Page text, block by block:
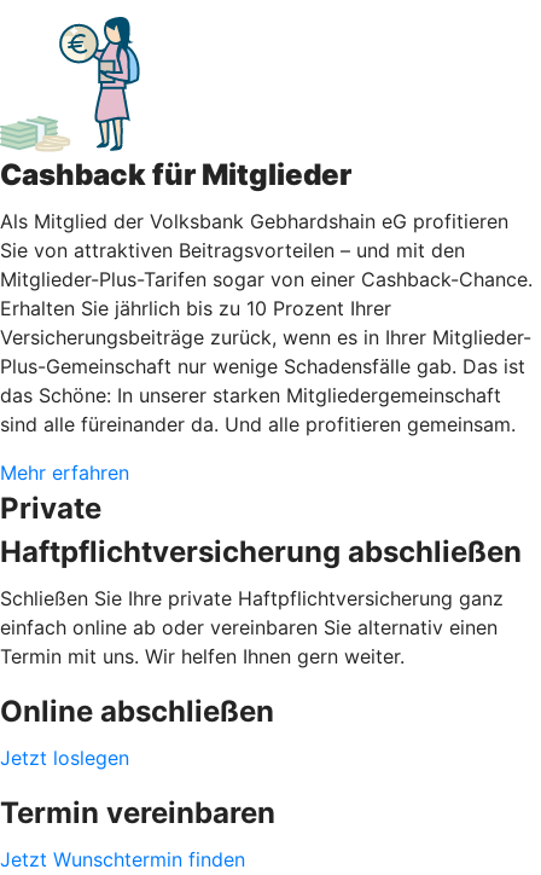
Cashback für Mitglieder
Als Mitglied der Volksbank Gebhardshain eG profitieren
Sie von attraktiven Beitragsvorteilen – und mit den
Mitglieder-Plus-Tarifen sogar von einer Cashback-Chance.
Erhalten Sie jährlich bis zu 10 Prozent Ihrer
Versicherungsbeiträge zurück, wenn es in Ihrer Mitglieder-
Plus-Gemeinschaft nur wenige Schadensfälle gab. Das ist
das Schöne: In unserer starken Mitgliedergemeinschaft
sind alle füreinander da. Und alle profitieren gemeinsam.
Mehr erfahren
Private
Haftpflichtversicherung abschließen
Schließen Sie Ihre private Haftpflichtversicherung ganz
einfach online ab oder vereinbaren Sie alternativ einen
Termin mit uns. Wir helfen Ihnen gern weiter.
Online abschließen
Jetzt loslegen
Termin vereinbaren
Jetzt Wunschtermin finden